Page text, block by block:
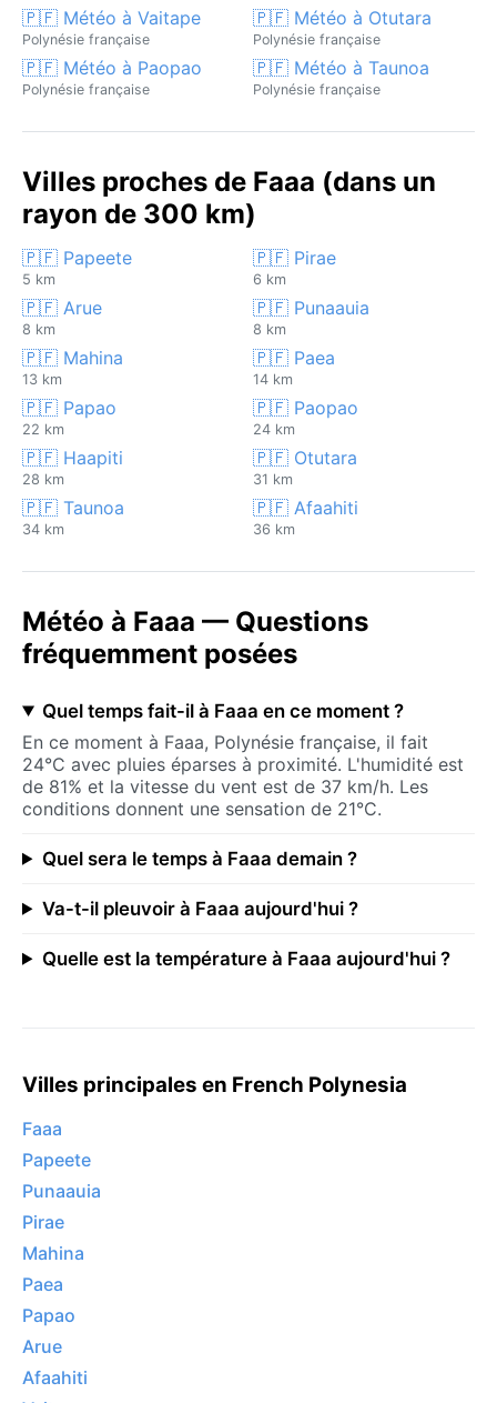
🇵🇫 Météo à Vaitape
Polynésie française
🇵🇫 Météo à Otutara
Polynésie française
🇵🇫 Météo à Paopao
Polynésie française
🇵🇫 Météo à Taunoa
Polynésie française
Villes proches de Faaa (dans un
rayon de 300 km)
🇵🇫 Papeete
5 km
🇵🇫 Pirae
6 km
🇵🇫 Arue
8 km
🇵🇫 Punaauia
8 km
🇵🇫 Mahina
13 km
🇵🇫 Paea
14 km
🇵🇫 Papao
22 km
🇵🇫 Paopao
24 km
🇵🇫 Haapiti
28 km
🇵🇫 Otutara
31 km
🇵🇫 Taunoa
34 km
🇵🇫 Afaahiti
36 km
Météo à Faaa — Questions
fréquemment posées
Quel temps fait-il à Faaa en ce moment ?
En ce moment à Faaa, Polynésie française, il fait
24°C avec pluies éparses à proximité. L'humidité est
de 81% et la vitesse du vent est de 37 km/h. Les
conditions donnent une sensation de 21°C.
Quel sera le temps à Faaa demain ?
Va-t-il pleuvoir à Faaa aujourd'hui ?
Quelle est la température à Faaa aujourd'hui ?
Villes principales en French Polynesia
Faaa
Papeete
Punaauia
Pirae
Mahina
Paea
Papao
Arue
Afaahiti